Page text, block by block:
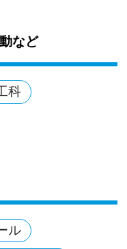
など
科
ル